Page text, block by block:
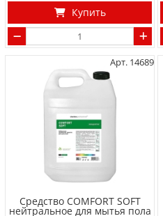
Купить
Арт. 14689
Средство COMFORT SOFT
нейтральное для мытья пола